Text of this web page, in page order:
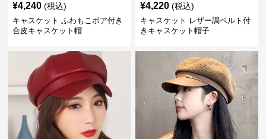
¥4,240 (税込)
キャスケット ふわもこボア付き
合皮キャスケット帽
¥4,220 (税込)
キャスケット レザー調ベルト付
きキャスケット帽子